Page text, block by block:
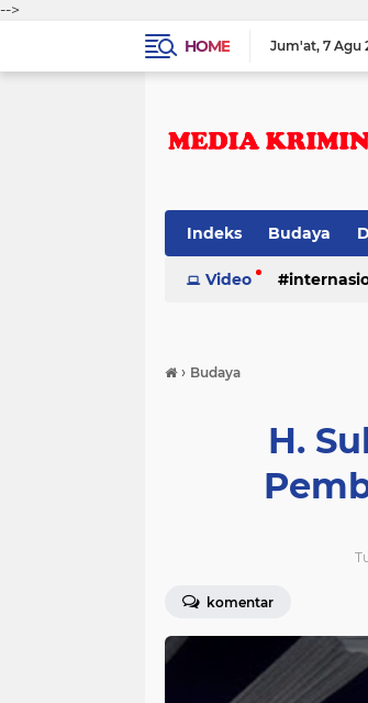
-->
HOME
Jum'at 7 Agu
Indeks Budaya
Video
› Budaya
H.
komentar